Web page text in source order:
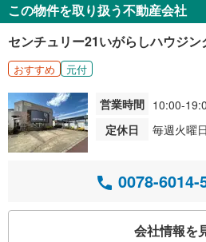
この物件を取り扱う不動産会社
センチュリー21いがらしハウジン
おすすめ 元付
営業時間 10:00-
定休日
毎週火曜
0078-6014-
会社情報を